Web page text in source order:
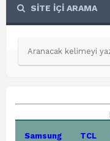
SİTE İÇİ ARAMA
Samsung TCL